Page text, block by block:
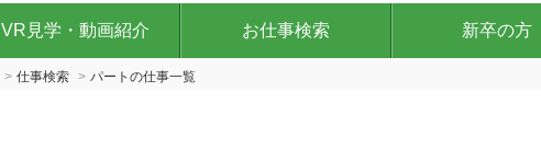
VR見学・動画紹介 お仕事検索 新卒の方
仕事検索 パートの仕事一覧